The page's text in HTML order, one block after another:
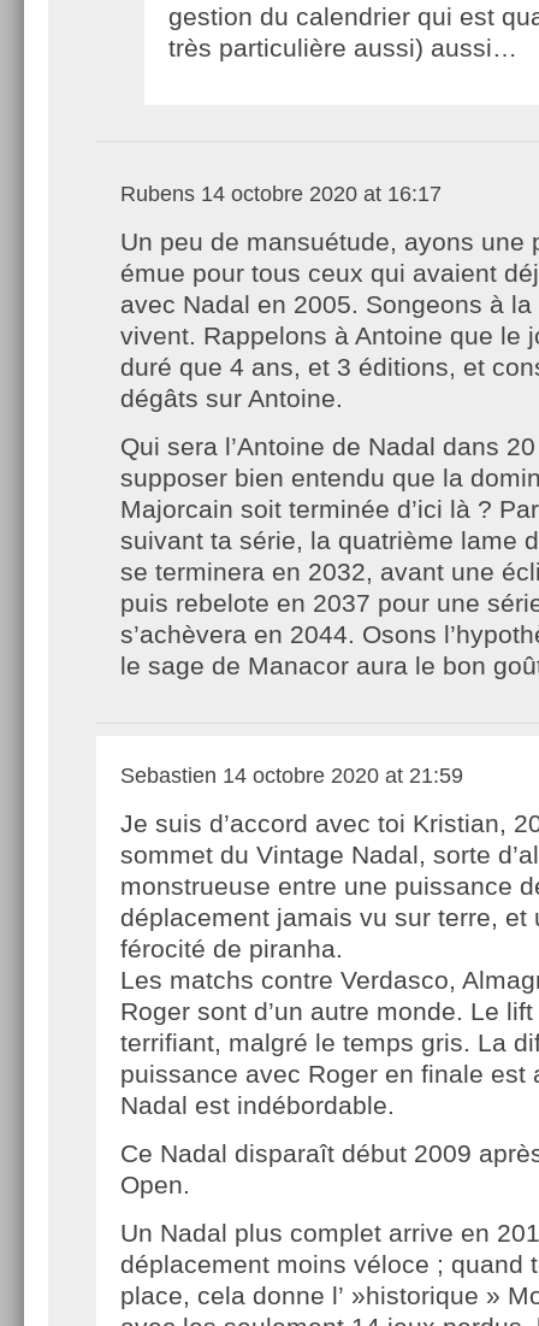
gestion du calendrier qui est
très particulière aussi) aussi…
Rubens 14 octobre 2020 at 16:17
Un peu de mansuétude, ayons une
émue pour tous ceux qui avaient
avec Nadal en 2005. Songeons à la
vivent. Rappelons à Antoine que le
duré que 4 ans, et 3 éditions, et
dégâts sur Antoine.
Qui sera l’Antoine de Nadal dans
supposer bien entendu que la
Majorcain soit terminée d’ici là ?
suivant ta série, la quatrième lame
se terminera en 2032, avant une
puis rebelote en 2037 pour une
s’achèvera en 2044. Osons
le sage de Manacor aura le bon
Sebastien 14 octobre 2020 at 21:59
Je suis d’accord avec toi Kristian,
sommet du Vintage Nadal, sorte
monstrueuse entre une puissance
déplacement jamais vu sur terre, et
férocité de piranha.
Les matchs contre Verdasco,
Roger sont d’un autre monde. Le
terrifiant, malgré le temps gris. La
puissance avec Roger en finale est
Nadal est indébordable.
Ce Nadal disparaît début 2009
Open.
Un Nadal plus complet arrive en
déplacement moins véloce ; quand
place, cela donne l’ »historique »